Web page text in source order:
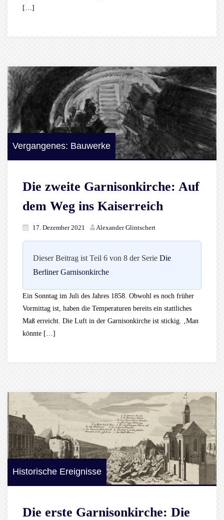
[…]
Vergangenes: Bauwerke
Die zweite Garnisonkirche: Auf
dem Weg ins Kaiserreich
17. Dezember 2021 Alexander Glintschert
Dieser Beitrag ist Teil 6 von 8 der Serie Die
Berliner Garnisonkirche
Ein Sonntag im Juli des Jahres 1858. Obwohl es noch früher
Vormittag ist, haben die Temperaturen bereits ein stattliches
Maß erreicht. Die Luft in der Garnisonkirche ist stickig. ‚Man
könnte […]
Historische Ereignisse
Die erste Garnisonkirche: Die